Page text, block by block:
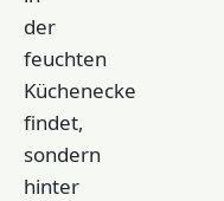
der
feuchten
Küchenecke
findet,
sondern
hinter